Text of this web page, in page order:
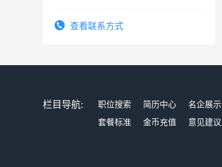
查看联系方式
栏目导航: 职位搜索 简历中心 名企展示
套餐标准
金币充值 意见建议